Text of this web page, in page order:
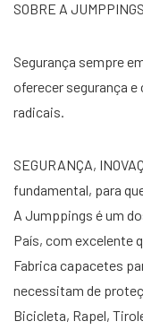
SOBRE A
Segurança sempre
oferecer segurança
radicais.
SEGURANÇA,
fundamental, para
A Jumppings é um
País, com excelente
Fabrica capacetes
necessitam de
Bicicleta, Rapel,